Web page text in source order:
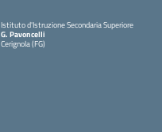
Istituto d'Istruzione Secondaria Superiore
G. Pavoncelli
Cerignola (FG)
— Visita la pagina iniziale della scuola